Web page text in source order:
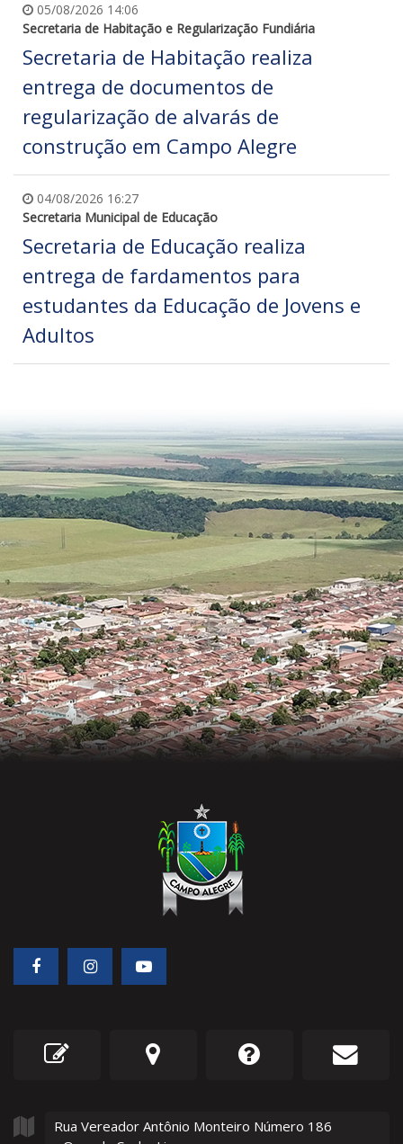
05/08/2026 14:06
Secretaria de Habitação e Regularização Fundiária
Secretaria de Habitação realiza
entrega de documentos de
regularização de alvarás de
construção em Campo Alegre
04/08/2026 16:27
Secretaria Municipal de Educação
Secretaria de Educação realiza
entrega de fardamentos para
estudantes da Educação de Jovens e
Adultos
Rua Vereador Antônio Monteiro Número 186